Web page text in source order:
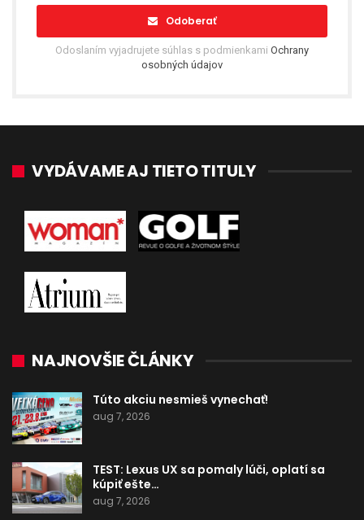
Odoberať
Odoslaním vyjadrujete súhlas s podmienkami Ochrany
osobných údajov
VYDÁVAME AJ TIETO TITULY
NAJNOVŠIE ČLÁNKY
Túto akciu nesmieš vynechať!
aug 7, 2026
TEST: Lexus UX sa pomaly lúči, oplatí sa
kúpiť ešte…
aug 7, 2026